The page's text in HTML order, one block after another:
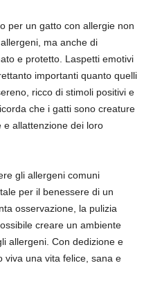
per un gatto con allergie non
ma anche di
e protetto. Laspetti emotivi
importanti quanto quelli
ricco di stimoli positivi e
che i gatti sono creature
e allattenzione dei loro
gli allergeni comuni
per il benessere di un
osservazione, la pulizia
creare un ambiente
allergeni. Con dedizione e
viva una vita felice, sana e